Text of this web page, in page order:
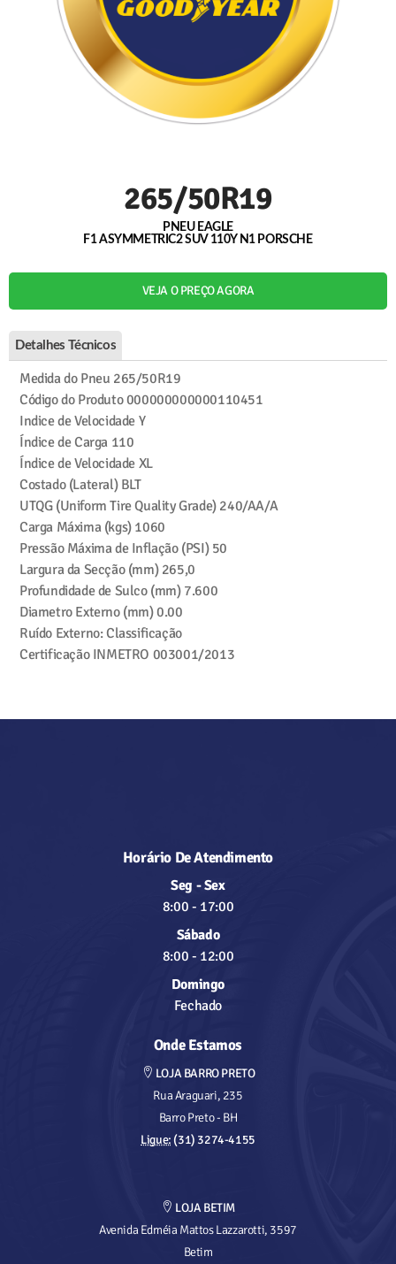
265/50R19
PNEU EAGLE
F1 ASYMMETRIC2 SUV 110Y N1 PORSCHE
VEJA O PREÇO AGORA
Detalhes Técnicos
Medida do Pneu 265/50R19
Código do Produto000000000000110451
Indice de Velocidade Y
Índice de Carga 110
Índice de Velocidade XL
Costado (Lateral) BLT
UTQG (Uniform Tire Quality Grade) 240/AA/A
Carga Máxima (kgs) 1060
Pressão Máxima de Inflação (PSI) 50
Largura da Secção (mm) 265,0
Profundidade de Sulco (mm) 7.600
Diametro Externo (mm)0.00
Ruído Externo: Classificação
Certificação INMETRO 003001/2013
Horário De Atendimento
Seg - Sex
8:00 - 17:00
Sábado
8:00 - 12:00
Domingo
Fechado
Onde Estamos
LOJA BARRO PRETO
Rua Araguari, 235
Barro Preto - BH
Ligue:(31) 3274-4155
LOJA BETIM
Avenida Edméia Mattos Lazzarotti, 3597
Betim